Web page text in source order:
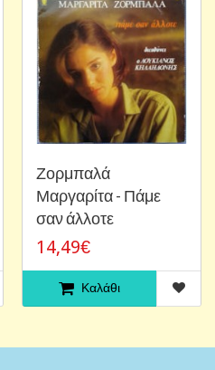
Ζορμπαλά
Μαργαρίτα - Πάμε
σαν άλλοτε
14,49€
Καλάθι